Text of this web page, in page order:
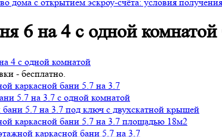
6 на 4 с одной
- бесплатно.